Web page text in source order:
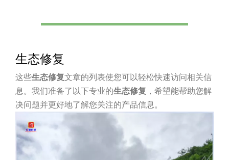
生态修复
这些生态修复文章的列表使您可以轻松快速访问相关信
息。我们准备了以下专业的生态修复 ，希望能帮助您解
决问题并更好地了解您关注的产品信息。